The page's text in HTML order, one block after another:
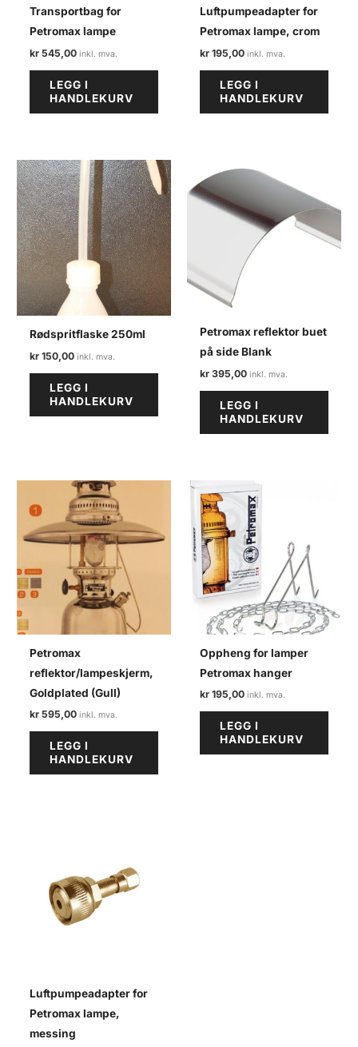
Transportbag for
Petromax lampe
kr 545,00
LEGG I
HANDLEKURV
Luftpumpeadapter for
Petromax lampe, crom
kr 195,00
LEGG I
HANDLEKURV
Rødspritflaske 250ml
kr 150,00
LEGG I
HANDLEKURV
Petromax reflektor buet
på side Blank
kr 395,00
LEGG I
HANDLEKURV
Petromax
reflektor/lampeskjerm,
Goldplated (Gull)
kr 595,00
LEGG I
HANDLEKURV
Oppheng for lamper
Petromax hanger
kr 195,00
LEGG I
HANDLEKURV
Luftpumpeadapter for
Petromax lampe,
messing